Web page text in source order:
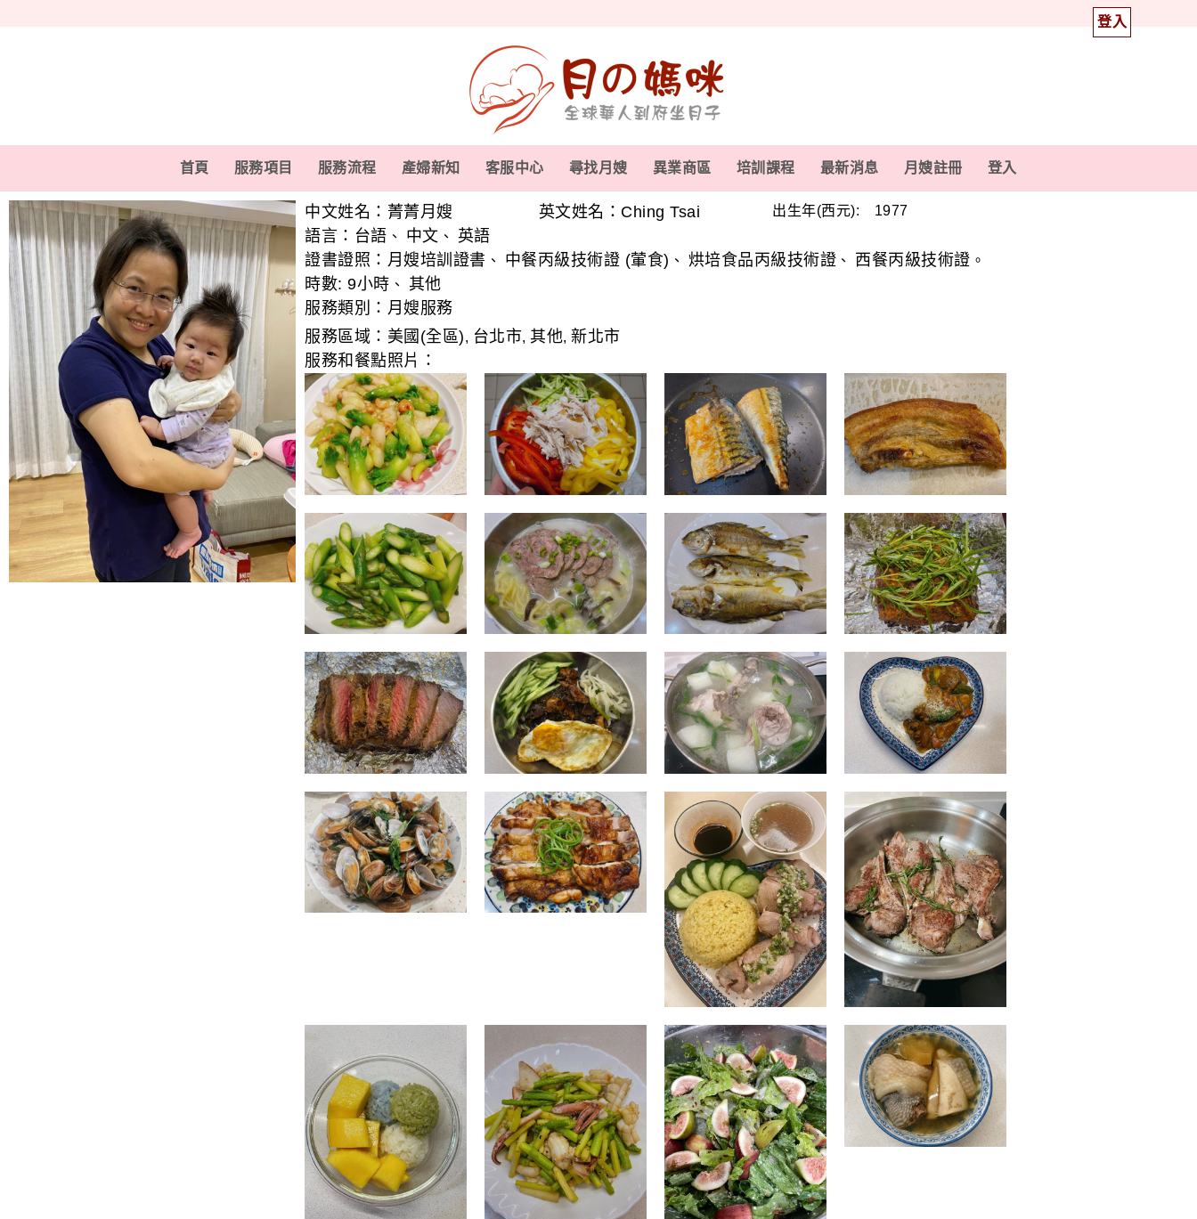
登入
首頁 服務項目 服務流程 產婦新知 客服中心 尋找月嫂 異業商區 培訓課程 最新消息 月嫂註冊 登入
中文姓名：菁菁月嫂 英文姓名：Ching Tsai 出生年(西元): 1977
語言： 台語 、 中文 、 英語
證書證照： 月嫂培訓證書 、 中餐丙級技術證 (葷食) 、 烘培食品丙級技術證 、 西餐丙級技術證 。
時數: 9小時 、
其他
服務類別： 月嫂服務
服務區域： 美國(全區), 台北市, 其他, 新北市
服務和餐點照片：